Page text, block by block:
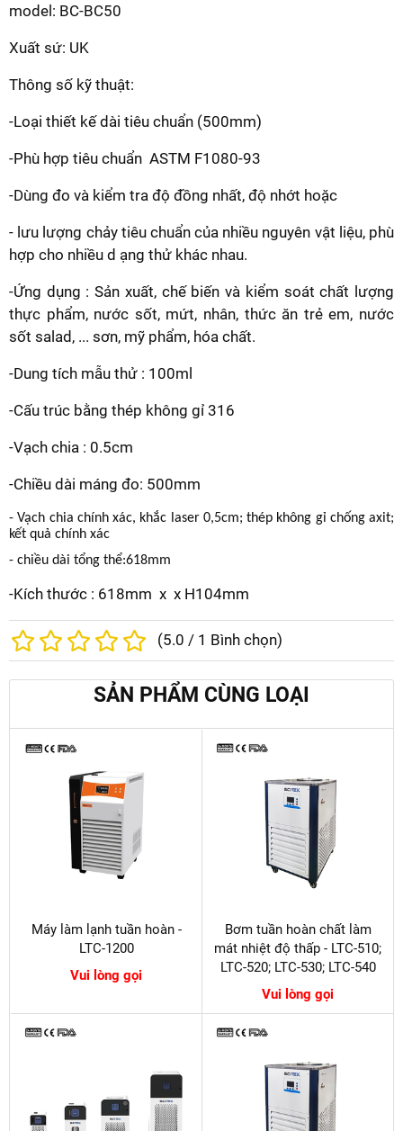
model: BC-BC50
Xuất sứ: UK
Thông số kỹ thuật:
-Loại thiết kế dài tiêu chuẩn (500mm)
-Phù hợp tiêu chuẩn ASTM F1080-93
-Dùng đo và kiểm tra độ đồng nhất, độ nhớt hoặc
- lưu lượng chảy tiêu chuẩn của nhiều nguyên vật liệu, phù
hợp cho nhiều d ạng thử khác nhau.
-Ứng dụng : Sản xuất, chế biến và kiểm soát chất lượng
thực phẩm, nước sốt, mứt, nhân, thức ăn trẻ em, nước
sốt salad, ... sơn, mỹ phẩm, hóa chất.
-Dung tích mẫu thử : 100ml
-Cấu trúc bằng thép không gỉ 316
-Vạch chia : 0.5cm
-Chiều dài máng đo: 500mm
- Vạch chia chính xác, khắc laser 0,5cm; thép không gỉ chống axit;
kết quả chính xác
- chiều dài tổng thể:618mm
-Kích thước : 618mm x x H104mm
(5.0 / 1 Bình chọn)
SẢN PHẨM CÙNG LOẠI
Máy làm lạnh tuần hoàn -
LTC-1200
Vui lòng gọi
Bơm tuần hoàn chất làm
mát nhiệt độ thấp - LTC-510;
LTC-520; LTC-530; LTC-540
Vui lòng gọi